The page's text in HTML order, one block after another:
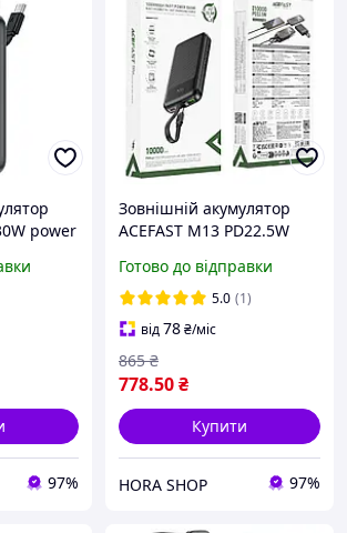
power
97%
Зовнішній акумулятор
ACEFAST M13 PD22.5W
10000mAh Черный
Готово до відправки
5.0 (1)
від78₴/міс
778.50₴
865 ₴
Купити
HORA SHOP 97%